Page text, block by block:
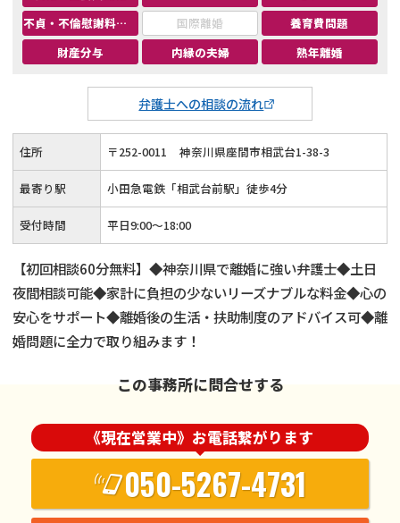
その他の男女問題
弁護士への相談の流れ
不貞・不倫慰謝料請求
国際離婚
養育費問題
財産分与
内縁の夫婦 熟年離婚
住所 〒252-0011 神奈川県座間市相武台1-38-3
最寄り駅 小田急電鉄「相武台前駅」徒歩4分
受付時間 平日9:00～18:00
【初回相談60分無料】◆神奈川県で離婚に強い弁護士◆土日
夜間相談可能◆家計に負担の少ないリーズナブルな料金◆心の
安心をサポート◆離婚後の生活・扶助制度のアドバイス可◆離
婚問題に全力で取り組みます！
この事務所に問合せする
《現在営業中》お電話繋がります
050-5267-4731